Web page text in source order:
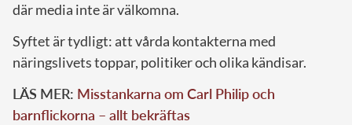
där media inte är välkomna.
Syftet är tydligt: att vårda kontakterna med
näringslivets toppar, politiker och olika kändisar.
LÄS MER: Misstankarna om Carl Philip och
barnflickorna – allt bekräftas